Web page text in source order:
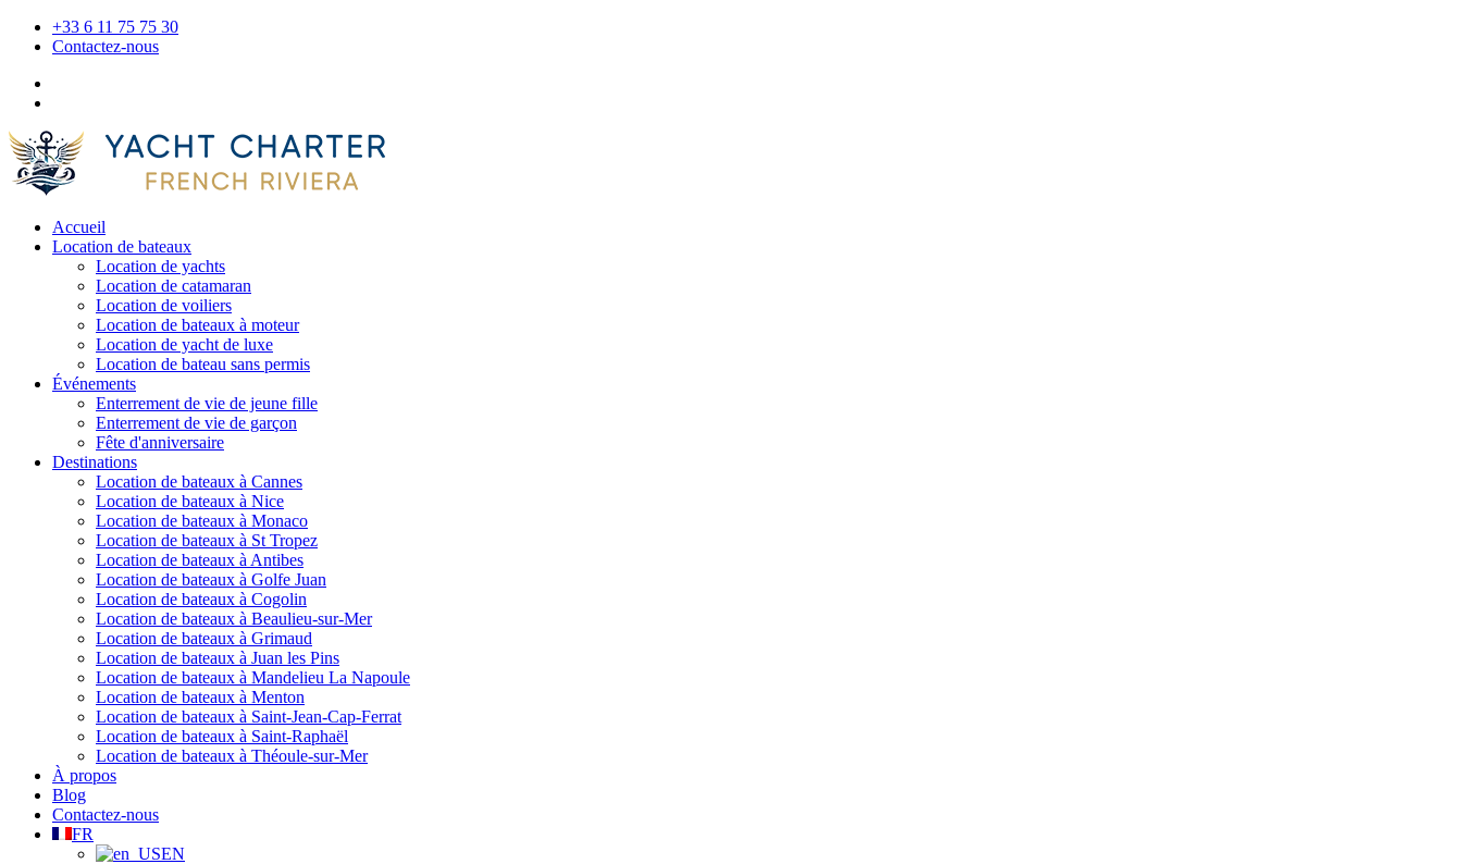
+33 6 11 75 75 30
Contactez-nous
Accueil
Location de bateaux
Location de yachts
Location de catamaran
Location de voiliers
Location de bateaux à moteur
Location de yacht de luxe
Location de bateau sans permis
Événements
Enterrement de vie de jeune fille
Enterrement de vie de garçon
Fête d'anniversaire
Destinations
Location de bateaux à Cannes
Location de bateaux à Nice
Location de bateaux à Monaco
Location de bateaux à St Tropez
Location de bateaux à Antibes
Location de bateaux à Golfe Juan
Location de bateaux à Cogolin
Location de bateaux à Beaulieu-sur-Mer
Location de bateaux à Grimaud
Location de bateaux à Juan les Pins
Location de bateaux à Mandelieu La Napoule
Location de bateaux à Menton
Location de bateaux à Saint-Jean-Cap-Ferrat
Location de bateaux à Saint-Raphaël
Location de bateaux à Théoule-sur-Mer
À propos
Blog
Contactez-nous
FR
EN